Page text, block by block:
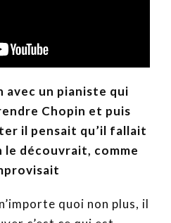
avec un pianiste qui
Chopin et puis
il pensait qu’il fallait
le découvrait, comme
quoi non plus, il